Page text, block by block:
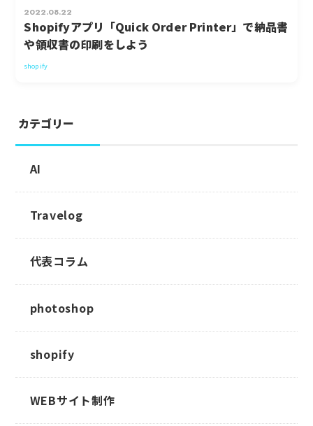
2022.08.22
Shopifyアプリ「Quick Order Printer」で納品書
や領収書の印刷をしよう
shopify
カテゴリー
AI
Travelog
代表コラム
photoshop
shopify
WEBサイト制作